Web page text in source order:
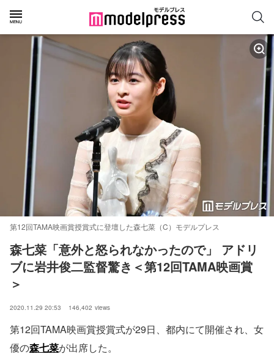
第12回TAMA映画賞授賞式に登壇した森七菜（C）モデルプレス
森七菜「意外と怒られなかったので」 アドリ
ブに岩井俊二監督驚き＜第12回TAMA映画賞
＞
2020.11.29 20:53 146,402 views
第12回TAMA映画賞授賞式が29日、都内にて開催され、女
優の森七菜が出席した。